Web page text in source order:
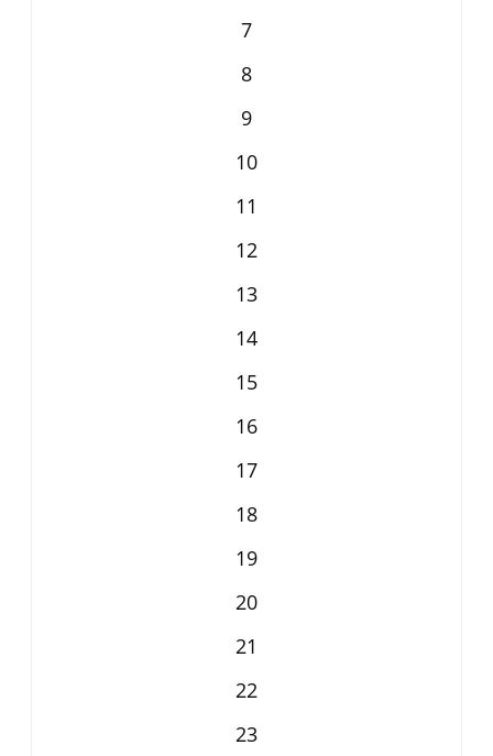
7
8
9
10
11
12
13
14
15
16
17
18
19
20
21
22
23